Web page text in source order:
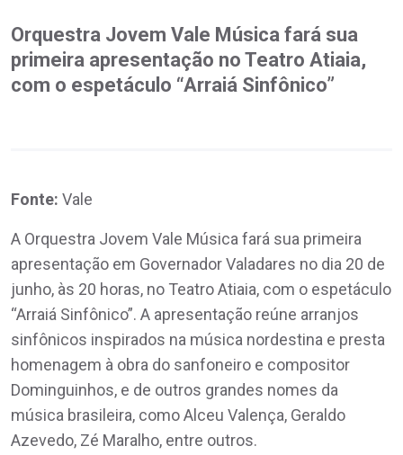
Orquestra Jovem Vale Música fará sua
primeira apresentação no Teatro Atiaia,
com o espetáculo “Arraiá Sinfônico”
Fonte: Vale
A Orquestra Jovem Vale Música fará sua primeira
apresentação em Governador Valadares no dia 20 de
junho, às 20 horas, no Teatro Atiaia, com o espetáculo
“Arraiá Sinfônico”. A apresentação reúne arranjos
sinfônicos inspirados na música nordestina e presta
homenagem à obra do sanfoneiro e compositor
Dominguinhos, e de outros grandes nomes da
música brasileira, como Alceu Valença, Geraldo
Azevedo, Zé Maralho, entre outros.